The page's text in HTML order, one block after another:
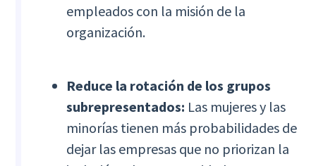
empleados con la misión de la
organización.
Reduce la rotación de los grupos
subrepresentados: Las mujeres y las
minorías tienen más probabilidades de
dejar las empresas que no priorizan la